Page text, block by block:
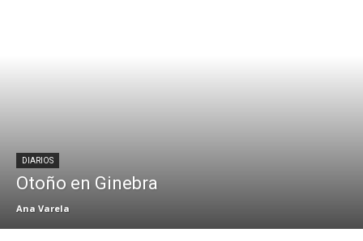
DIARIOS
Otoño en Ginebra
Ana Varela